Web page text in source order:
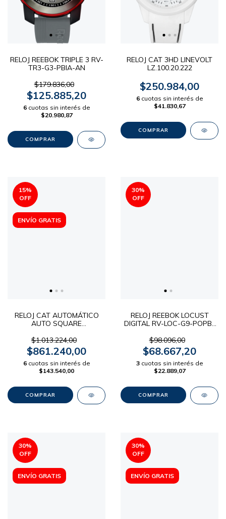
RELOJ REEBOK TRIPLE 3 RV-
TR3-G3-PBIA-AN
$179.836,00
$125.885,20
6 cuotas sin interés de
$20.980,87
RELOJ CAT 3HD LINEVOLT
LZ.100.20.222
$250.984,00
6 cuotas sin interés de
$41.830,67
15%
OFF
ENVÍO GRATIS
RELOJ CAT AUTOMÁTICO
AUTO SQUARE
EXTRA!
$1.013.224,00
$861.240,00
6 cuotas sin interés de
$143.540,00
30%
OFF
RELOJ REEBOK LOCUST
DIGITAL RV-LOC-G9-POPB-
$98.096,00
$68.667,20
3 cuotas sin interés de
$22.889,07
30%
OFF
ENVÍO GRATIS
30%
OFF
ENVÍO GRATIS